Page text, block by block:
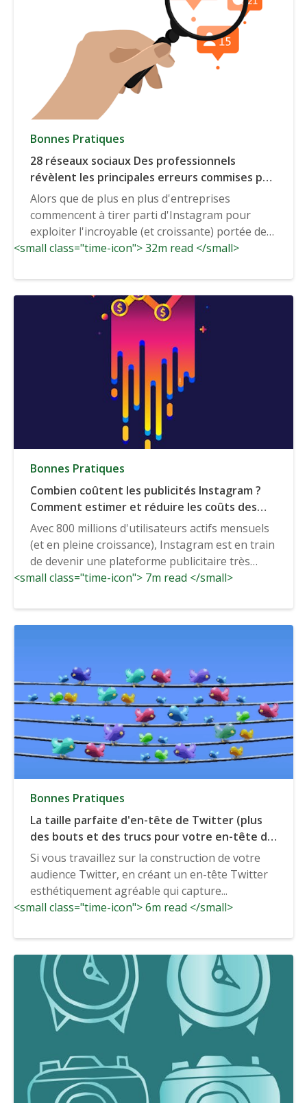
Bonnes Pratiques
28 réseaux sociaux Des professionnels
révèlent les principales erreurs commises par
les entreprises en matière d'analyse
d'Instagram.
Alors que de plus en plus d'entreprises
commencent à tirer parti d'Instagram pour
exploiter l'incroyable (et croissante) portée de
l'application, le...
<small class="time-icon"> 32m read </small>
Bonnes Pratiques
Combien coûtent les publicités Instagram ?
Comment estimer et réduire les coûts des
publicités Instagram
Avec 800 millions d'utilisateurs actifs mensuels
(et en pleine croissance), Instagram est en train
de devenir une plateforme publicitaire très
prisée. Instagram...
<small class="time-icon"> 7m read </small>
Bonnes Pratiques
La taille parfaite d'en-tête de Twitter (plus
des bouts et des trucs pour votre en-tête de
Twitter)
Si vous travaillez sur la construction de votre
audience Twitter, en créant un en-tête Twitter
esthétiquement agréable qui capture...
<small class="time-icon"> 6m read </small>